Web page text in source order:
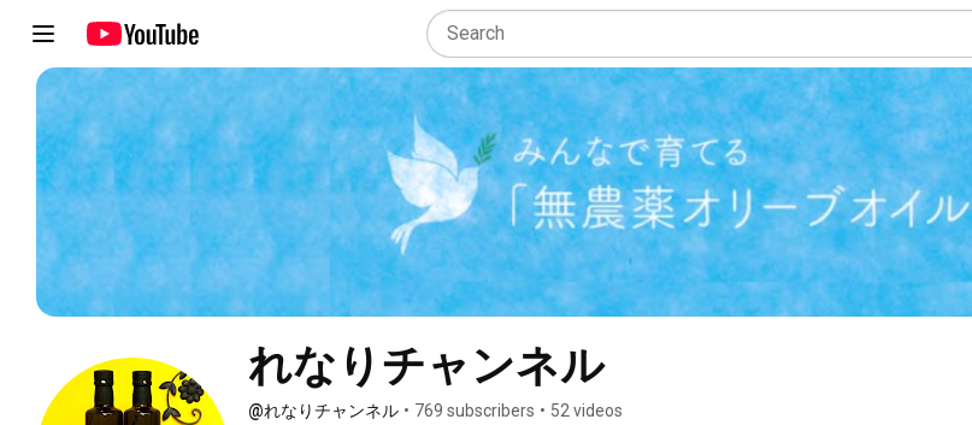
れなりチャンネル
@れなりチャンネル • 769 subscribers • 52 videos